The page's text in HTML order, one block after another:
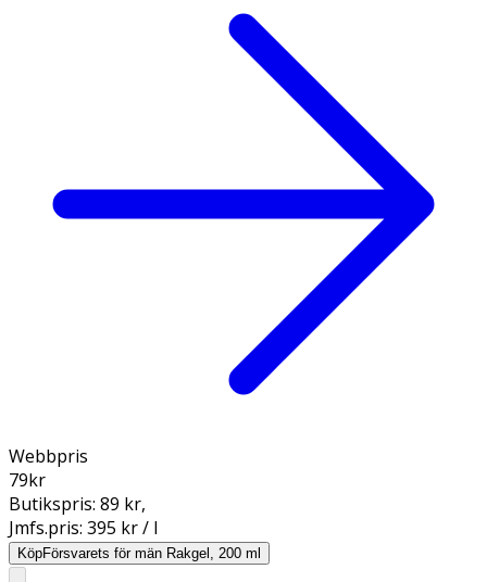
Webbpris
79kr
Butikspris: 89 kr,
Jmfs.pris: 395 kr / l
KöpFörsvarets för män Rakgel, 200 ml